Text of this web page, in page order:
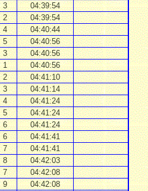
3
04:39:54
2
04:39:54
4
04:40:44
5
04:40:56
3
04:40:56
1
04:40:56
2
04:41:10
3
04:41:14
4
04:41:24
5
04:41:24
6
04:41:24
6
04:41:41
7
04:41:41
8
04:42:03
7
04:42:08
9
04:42:08